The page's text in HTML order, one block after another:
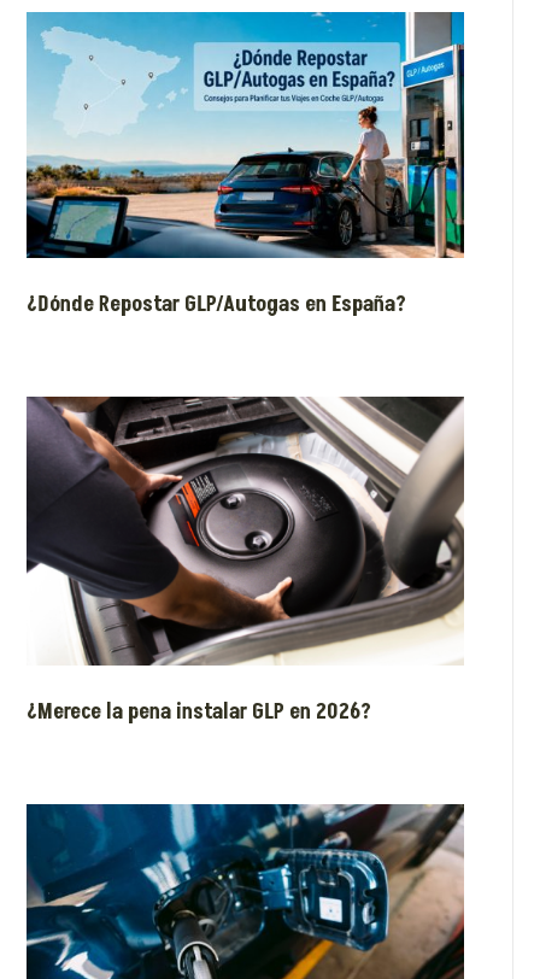
¿Dónde Repostar GLP/Autogas en España?
¿Merece la pena instalar GLP en 2026?